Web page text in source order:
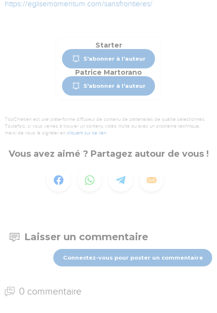
https://eglisemomentum.com/sansfrontieres/
Starter
S'abonner à l'auteur
Patrice Martorano
S'abonner à l'auteur
TopChrétien est une plate-forme diffuseur de contenu de partenaires de qualité sélectionnés.
Toutefois, si vous veniez à trouver un contenu vidéo illicite ou avec un problème technique,
merci de nous le signaler en cliquant sur ce lien.
Vous avez aimé ? Partagez autour de vous !
Laisser un commentaire
Connectez-vous pour poster un commentaire
0 commentaire